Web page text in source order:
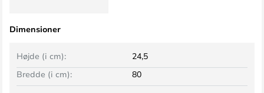
Dimensioner
Bredde (i cm): 80
Højde (i cm): 24,5